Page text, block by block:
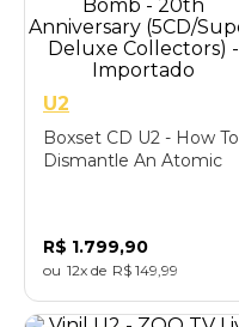
U2
Boxset CD U2 - How To
Dismantle An Atomic
Importado
R$ 1.799,90
12 R$ 149 99